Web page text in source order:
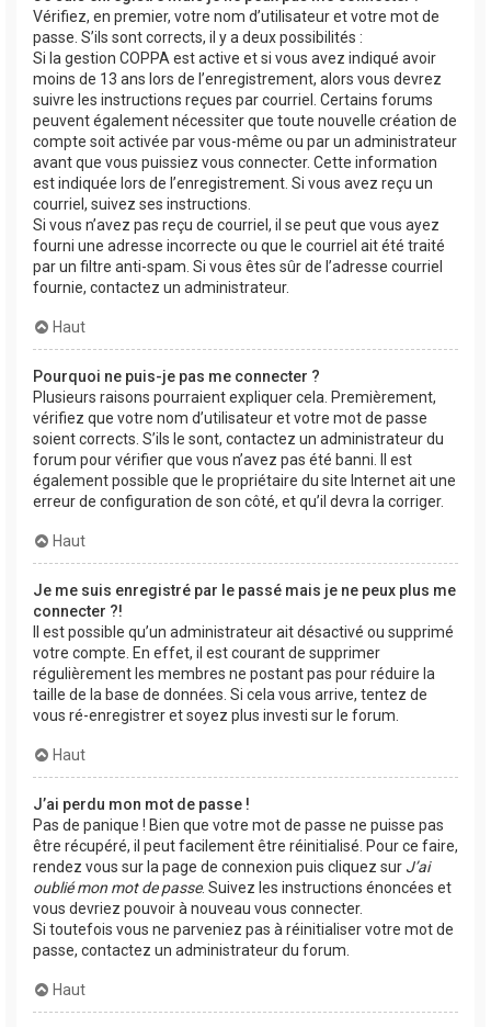
Vérifiez, en premier, votre nom d’utilisateur et votre mot de
passe. S’ils sont corrects, il y a deux possibilités :
Si la gestion COPPA est active et si vous avez indiqué avoir
moins de 13 ans lors de l’enregistrement, alors vous devrez
suivre les instructions reçues par courriel. Certains forums
peuvent également nécessiter que toute nouvelle création de
compte soit activée par vous-même ou par un administrateur
avant que vous puissiez vous connecter. Cette information
est indiquée lors de l’enregistrement. Si vous avez reçu un
courriel, suivez ses instructions.
Si vous n’avez pas reçu de courriel, il se peut que vous ayez
fourni une adresse incorrecte ou que le courriel ait été traité
par un filtre anti-spam. Si vous êtes sûr de l’adresse courriel
fournie, contactez un administrateur.
Haut
Pourquoi ne puis-je pas me connecter ?
Plusieurs raisons pourraient expliquer cela. Premièrement,
vérifiez que votre nom d’utilisateur et votre mot de passe
soient corrects. S’ils le sont, contactez un administrateur du
forum pour vérifier que vous n’avez pas été banni. Il est
également possible que le propriétaire du site Internet ait une
erreur de configuration de son côté, et qu’il devra la corriger.
Haut
Je me suis enregistré par le passé mais je ne peux plus me
connecter ?!
Il est possible qu’un administrateur ait désactivé ou supprimé
votre compte. En effet, il est courant de supprimer
régulièrement les membres ne postant pas pour réduire la
taille de la base de données. Si cela vous arrive, tentez de
vous ré-enregistrer et soyez plus investi sur le forum.
Haut
J’ai perdu mon mot de passe !
Pas de panique ! Bien que votre mot de passe ne puisse pas
être récupéré, il peut facilement être réinitialisé. Pour ce faire,
rendez vous sur la page de connexion puis cliquez sur J’ai
oublié mon mot de passe. Suivez les instructions énoncées et
vous devriez pouvoir à nouveau vous connecter.
Si toutefois vous ne parveniez pas à réinitialiser votre mot de
passe, contactez un administrateur du forum.
Haut